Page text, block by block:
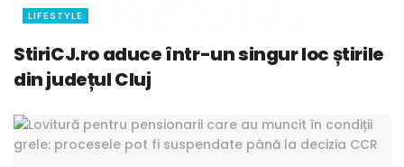
LIFESTYLE
StiriCJ.ro aduce într-un singur loc știrile
din județul Cluj